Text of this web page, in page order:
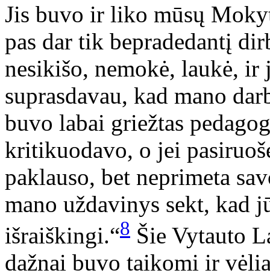
Jis buvo ir liko mūsų
pas dar tik bepradedantį
nesikišo, nemokė, laukė, ir
suprasdavau, kad mano
buvo labai griežtas
kritikuodavo, o jei
paklauso, bet neprimeta
mano uždavinys sekt, kad
išraiškingi.“8 Šie Vytauto
dažnai buvo taikomi ir